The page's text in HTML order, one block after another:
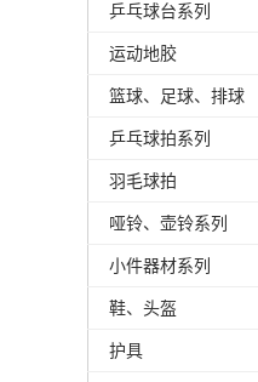
乒乓球台系列
运动地胶
篮球、足球、排球
乒乓球拍系列
羽毛球拍
哑铃、壶铃系列
小件器材系列
鞋、头盔
护具